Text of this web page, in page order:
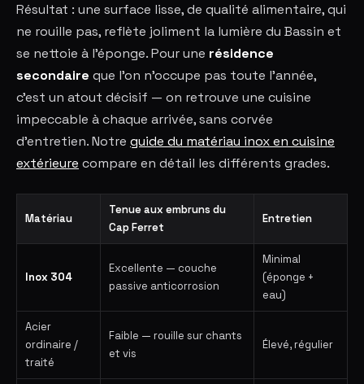
Résultat : une surface lisse, de qualité alimentaire, qui
ne rouille pas, reflète joliment la lumière du Bassin et
se nettoie à l'éponge. Pour une résidence
secondaire que l'on n'occupe pas toute l'année,
c'est un atout décisif — on retrouve une cuisine
impeccable à chaque arrivée, sans corvée
d'entretien. Notre guide du matériau inox en cuisine
extérieure compare en détail les différents grades.
Matériau
Tenue aux embruns du
Cap Ferret
Entretien
Inox 304
Excellente — couche
passive anticorrosion
Minimal
(éponge +
eau)
Acier
ordinaire /
traité
Faible — rouille sur chants
et vis
Élevé, régulier